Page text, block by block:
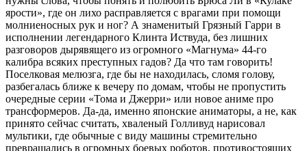
ярости», где он лихо расправляется с врагами при помощи
молниеносных рук и ног? А знаменитый Грязный Гарри в
исполнении легендарного Клинта Иствуда, без лишних
разговоров дырявящего из огромного «Магнума» 44-го
калибра всяких преступных гадов? Да что там говорить!
Поселковая мелюзга, где бы не находилась, сломя голову,
разбегалась ближе к вечеру по домам, чтобы не пропустить
очередные серии «Тома и Джерри» или новое аниме про
трансформеров. Да-да, именно японские аниматоры, а не, как
принято сейчас считать, хваленый Голливуд нарисовал
мультики, где обычные с виду машины стремительно
превращались в огромных боевых роботов, противостоящих